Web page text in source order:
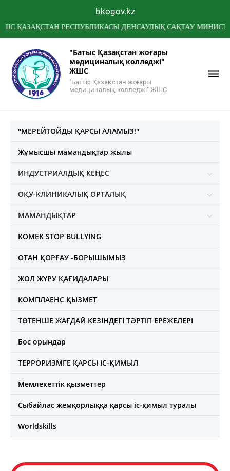
bkogov.kz
РЕСПУБЛИКАСЫ ДЕНСАУЛЫҚ САҚТАУ
"Батыс Қазақстан жоғары
медициналық колледжі"
ЖШС
"Батыс Қазақстан жоғары
медициналық колледжі" ЖШС
"МЕРЕЙТОЙДЫ ҚАРСЫ АЛАМЫЗ!"
Жұмысшы мамандықтар жылы
ИНДУСТРИАЛДЫҚ КЕҢЕС
ОҚУ-КЛИНИКАЛЫҚ ОРТАЛЫҚ
МАМАНДЫҚТАР
KOMEK STOP BULLYING
ОТАН ҚОРҒАУ -БОРЫШЫМЫЗ
ЖОЛ ЖҮРУ ҚАҒИДАЛАРЫ
КОМПЛАЕНС ҚЫЗМЕТ
ТӨТЕНШЕ ЖАҒДАЙ КЕЗІНДЕГІ ТӘРТІП ЕРЕЖЕЛЕРІ
Бос орындар
ТЕРРОРИЗМГЕ ҚАРСЫ ІС-ҚИМЫЛ
Мемлекеттік қызметтер
Сыбайлас жемқорлыққа қарсы іс-қимыл туралы
Worldskills